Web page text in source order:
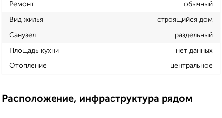
Ремонт обычный
Вид жилья строящийся дом
Санузел раздельный
Площадь кухни нет данных
Отопление центральное
Расположение, инфраструктура рядом